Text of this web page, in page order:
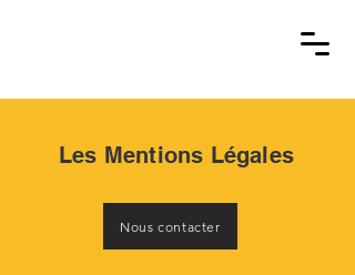
Les Mentions Légales
Nous contacter